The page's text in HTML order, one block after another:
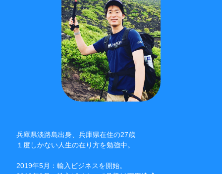
兵庫県淡路島出身、兵庫県在住の27歳
１度しかない人生の在り方を勉強中。
2019年5月：輸入ビジネスを開始。